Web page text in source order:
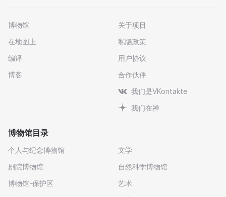
博物馆
在地图上
编译
博客
关于项目
私隐政策
用户协议
合作伙伴
我们是VKontakte
我们在禅
博物馆目录
个人与纪念博物馆
剧院博物馆
博物馆-保护区
文学
自然科学博物馆
艺术